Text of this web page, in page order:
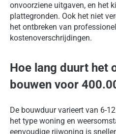
onvoorziene uitgaven, en het
plattegronden. Ook het niet
het ontbreken van
kostenoverschrijdingen.
Hoe lang duurt het
bouwen voor
De bouwduur varieert van 6-
het type woning en
eenvoudige rijwoning is